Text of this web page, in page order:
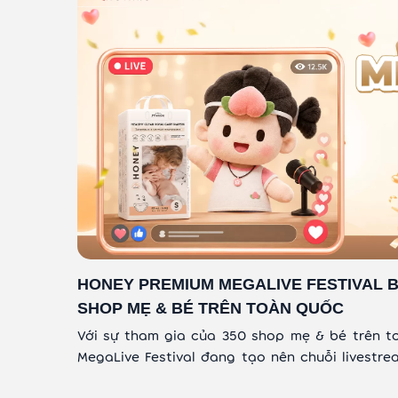
HONEY PREMIUM MEGALIVE FESTIVAL
SHOP MẸ & BÉ TRÊN TOÀN QUỐC
Với sự tham gia của 350 shop mẹ & bé trên
MegaLive Festival đang tạo nên chuỗi